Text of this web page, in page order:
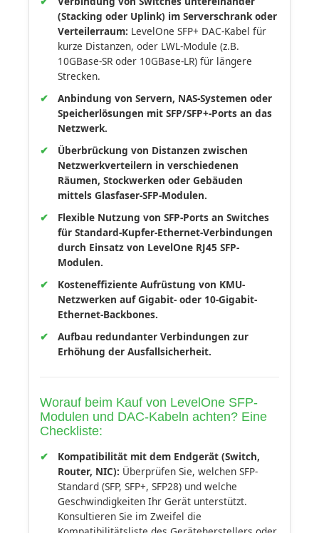
(Stacking oder Uplink) im Serverschrank oder
Verteilerraum: LevelOne SFP+ DAC-Kabel für
kurze Distanzen, oder LWL-Module (z.B.
10GBase-SR oder 10GBase-LR) für längere
Strecken.
Anbindung von Servern, NAS-Systemen oder
Speicherlösungen mit SFP/SFP+-Ports an das
Netzwerk.
Überbrückung von Distanzen zwischen
Netzwerkverteilern in verschiedenen
Räumen, Stockwerken oder Gebäuden
mittels Glasfaser-SFP-Modulen.
Flexible Nutzung von SFP-Ports an Switches
für Standard-Kupfer-Ethernet-Verbindungen
durch Einsatz von LevelOne RJ45 SFP-
Modulen.
Kosteneffiziente Aufrüstung von KMU-
Netzwerken auf Gigabit- oder 10-Gigabit-
Ethernet-Backbones.
Aufbau redundanter Verbindungen zur
Erhöhung der Ausfallsicherheit.
Worauf beim Kauf von LevelOne SFP-
Modulen und DAC-Kabeln achten? Eine
Checkliste:
Kompatibilität mit dem Endgerät (Switch,
Router, NIC): Überprüfen Sie, welchen SFP-
Standard (SFP, SFP+, SFP28) und welche
Geschwindigkeiten Ihr Gerät unterstützt.
Konsultieren Sie im Zweifel die